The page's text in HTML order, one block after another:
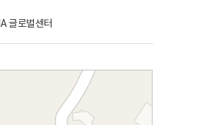
글로벌센터